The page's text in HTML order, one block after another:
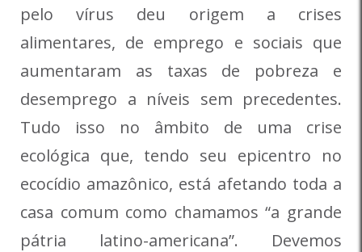
pelo vírus deu origem a crises
alimentares, de emprego e sociais que
aumentaram as taxas de pobreza e
desemprego a níveis sem precedentes.
Tudo isso no âmbito de uma crise
ecológica que, tendo seu epicentro no
ecocídio amazônico, está afetando toda a
casa comum como chamamos “a grande
pátria latino-americana”. Devemos